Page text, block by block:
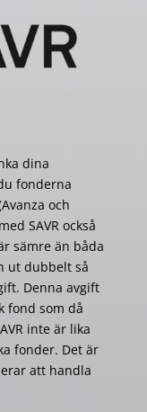
dina
fonderna
och
SAVR också
sämre än båda
ut dubbelt så
Denna avgift
fond som då
inte är lika
fonder. Det är
att handla